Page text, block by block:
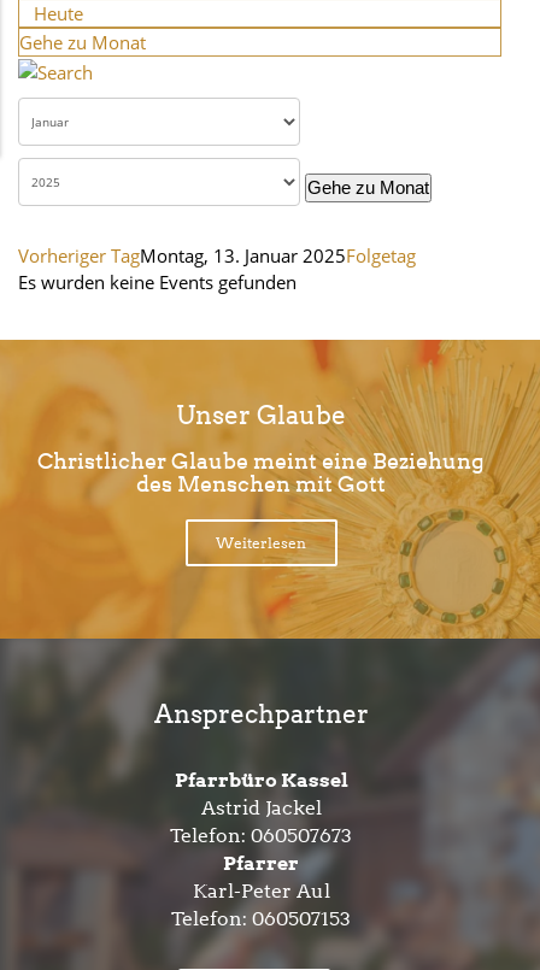
Heute
Gehe zu Monat
Gehe zu Monat
Vorheriger TagMontag, 13. Januar 2025Folgetag
Es wurden keine Events gefunden
Unser Glaube
Christlicher Glaube meint eine Beziehung
des Menschen mit Gott
Weiterlesen
Ansprechpartner
Pfarrbüro Kassel
Astrid Jackel
Telefon: 060507673
Pfarrer
Karl-Peter Aul
Telefon: 060507153